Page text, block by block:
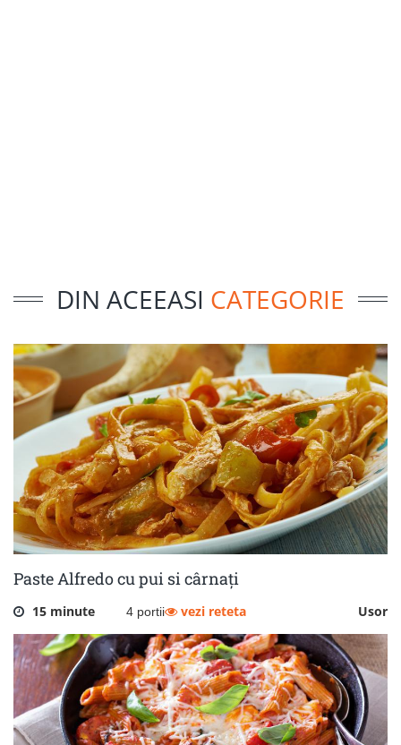
DIN ACEEASI CATEGORIE
Paste Alfredo cu pui si cârnați
15 minute 4 portii Usor
vezi reteta